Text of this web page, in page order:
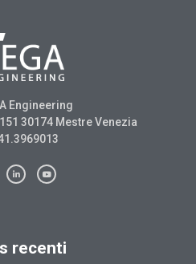
Engineering
30174 Mestre Venezia
recenti